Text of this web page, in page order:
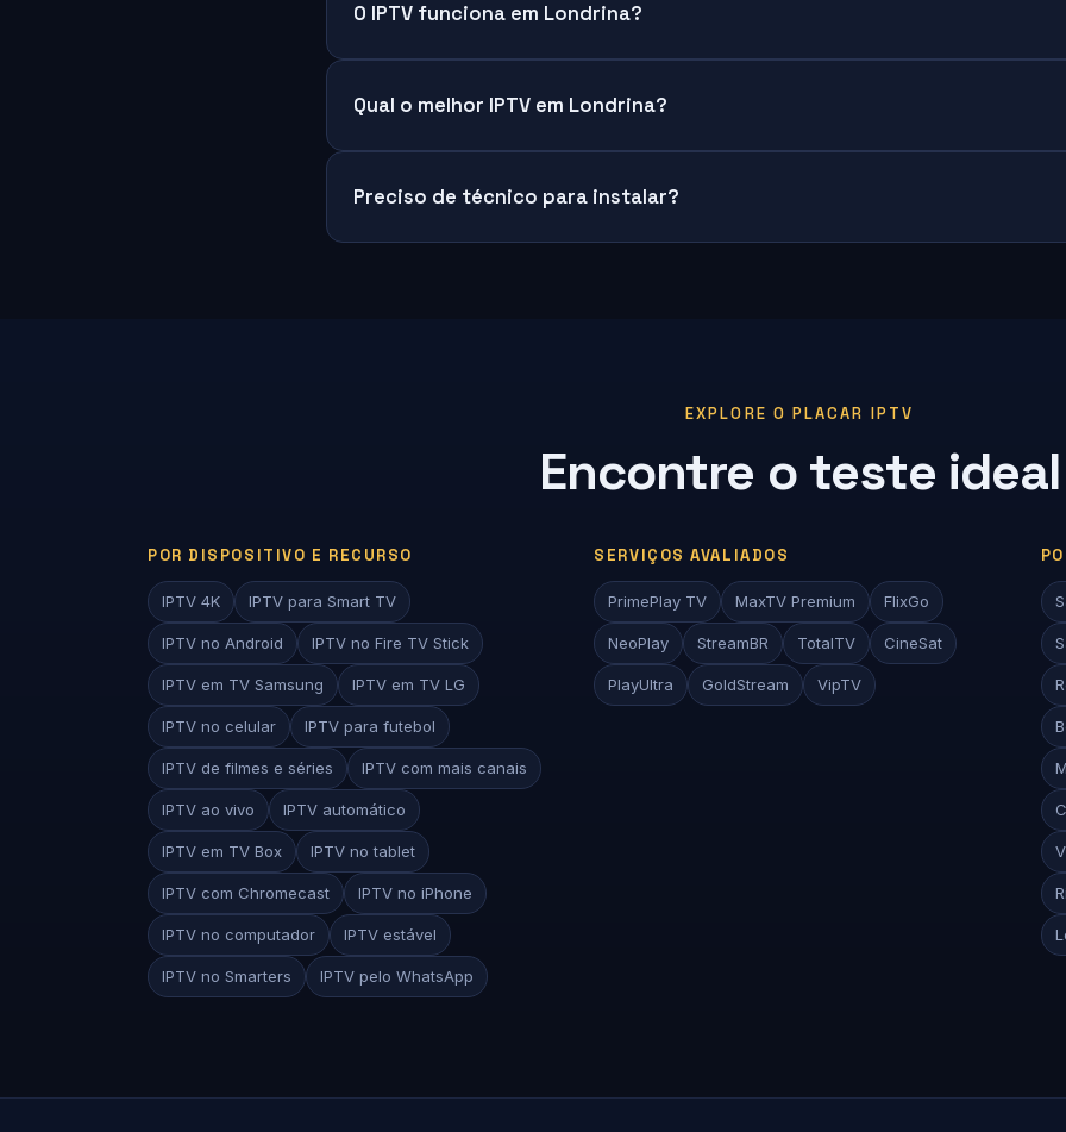
O IPTV funciona em Londrina?
Qual o melhor IPTV em Londrina?
Preciso de técnico para instalar?
EXPLORE O PLACAR IPTV
Encontre o teste ideal
POR DISPOSITIVO E RECURSO
IPTV 4K IPTV para Smart TV
IPTV no Android IPTV no Fire TV Stick
IPTV em TV Samsung IPTV em TV LG
IPTV no celular IPTV para futebol
IPTV de filmes e séries IPTV com mais canais
IPTV ao vivo IPTV automático
IPTV em TV Box IPTV no tablet
IPTV com Chromecast IPTV no iPhone
IPTV no computador IPTV estável
IPTV no Smarters IPTV pelo WhatsApp
SERVIÇOS AVALIADOS
PrimePlay TV MaxTV Premium FlixGo
NeoPlay StreamBR TotalTV CineSat
PlayUltra GoldStream VipTV